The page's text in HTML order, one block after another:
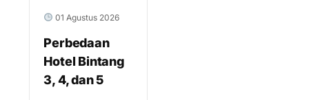
01 Agustus 2026
Perbedaan
Hotel Bintang
3, 4, dan 5